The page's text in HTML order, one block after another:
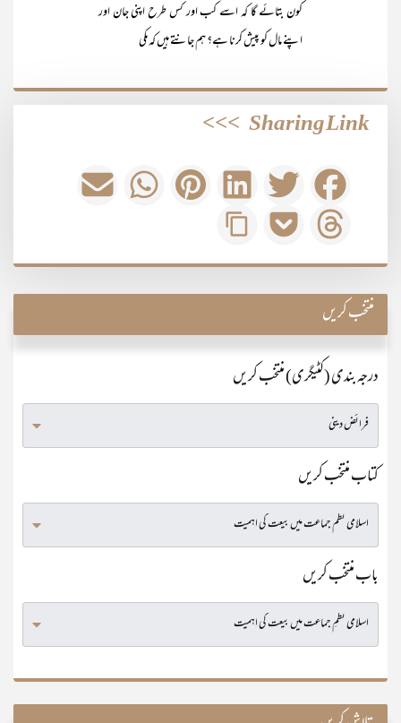
کون بتائے گا کہ اسے کب اور کس طرح اپنی جان اور
اپنے مال کو پیش کرنا ہے؟ ہم جانتے ہیں کہ مکی
Sharing Link
>>>
منتخب کریں
درجہ بندی (کٹیگری) منتخب کریں
کتاب منتخب کریں
باب منتخب کریں